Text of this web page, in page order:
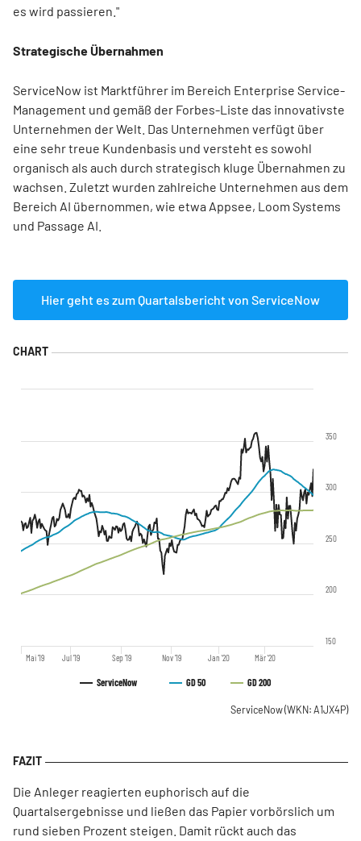
es wird passieren."
Strategische Übernahmen
ServiceNow ist Marktführer im Bereich Enterprise Service-
Management und gemäß der Forbes-Liste das innovativste
Unternehmen der Welt. Das Unternehmen verfügt über
eine sehr treue Kundenbasis und versteht es sowohl
organisch als auch durch strategisch kluge Übernahmen zu
wachsen. Zuletzt wurden zahlreiche Unternehmen aus dem
Bereich AI übernommen, wie etwa Appsee, Loom Systems
und Passage AI.
Hier geht es zum Quartalsbericht von ServiceNow
ServiceNow GD 50 GD 200
Mai '19 Jul '19 Sep '19 Nov '19 Jan '20 Mär '20
150
200
250
300
350
ServiceNow(WKN: A1JX4P)
Die Anleger reagierten euphorisch auf die
Quartalsergebnisse und ließen das Papier vorbörslich um
rund sieben Prozent steigen. Damit rückt auch das